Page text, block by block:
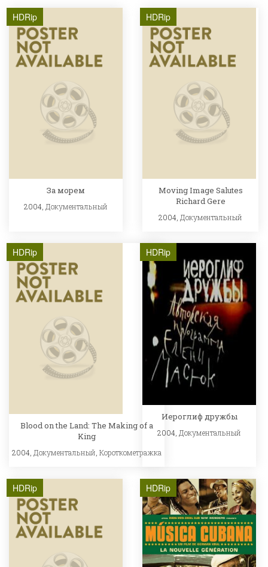
HDRip
За морем
2004, Документальный
HDRip
Moving Image Salutes
Richard Gere
2004, Документальный
HDRip
Blood on the Land: The Making of a
King
2004, Документальный, Короткометражка
HDRip
Иероглиф дружбы
2004, Документальный
HDRip HDRip